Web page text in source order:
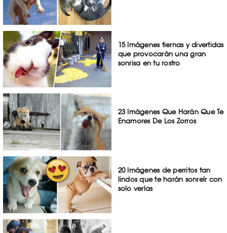
15 Imágenes tiernas y divertidas
que provocarán una gran
sonrisa en tu rostro
23 Imágenes Que Harán Que Te
Enamores De Los Zorros
20 Imágenes de perritos tan
lindos que te harán sonreír con
solo verlas